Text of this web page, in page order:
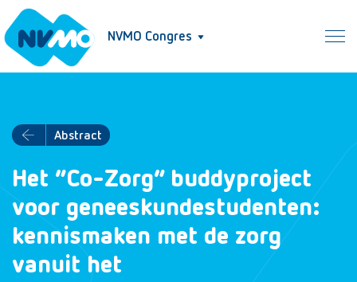
NVMO Congres
Abstract
Het “Co-Zorg” buddyproject
voor geneeskundestudenten:
kennismaken met de zorg
vanuit het